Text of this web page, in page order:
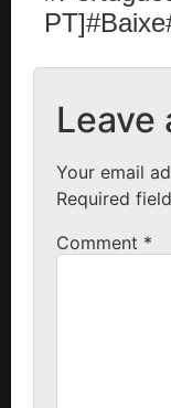
Leave
Your email
Required
Comment *